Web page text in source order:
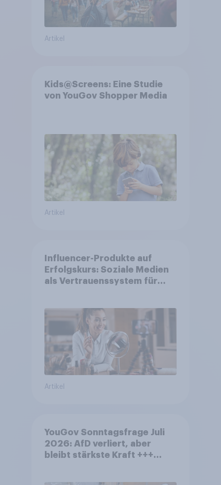
Artikel
Kids@Screens: Eine Studie
von YouGov Shopper Media
Artikel
Influencer-Produkte auf
Erfolgskurs: Soziale Medien
als Vertrauenssystem für
Artikel
YouGov Sonntagsfrage Juli
2026: AfD verliert, aber
bleibt stärkste Kraft +++